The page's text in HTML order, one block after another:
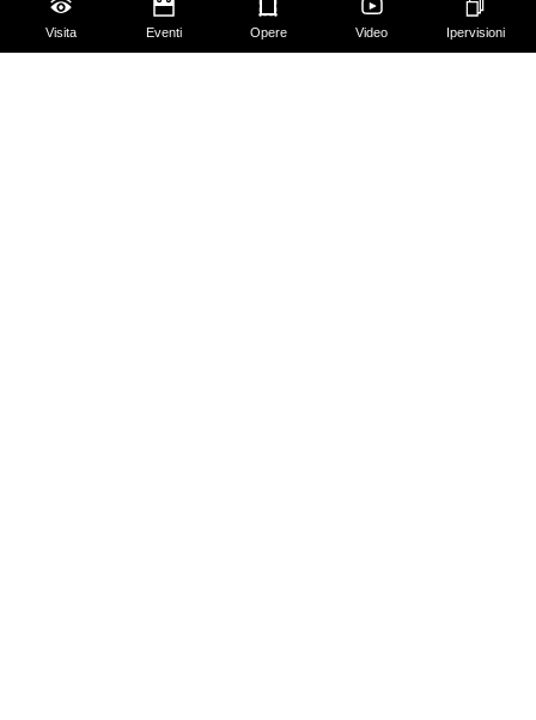
Visita Eventi Opere Video Ipervisioni